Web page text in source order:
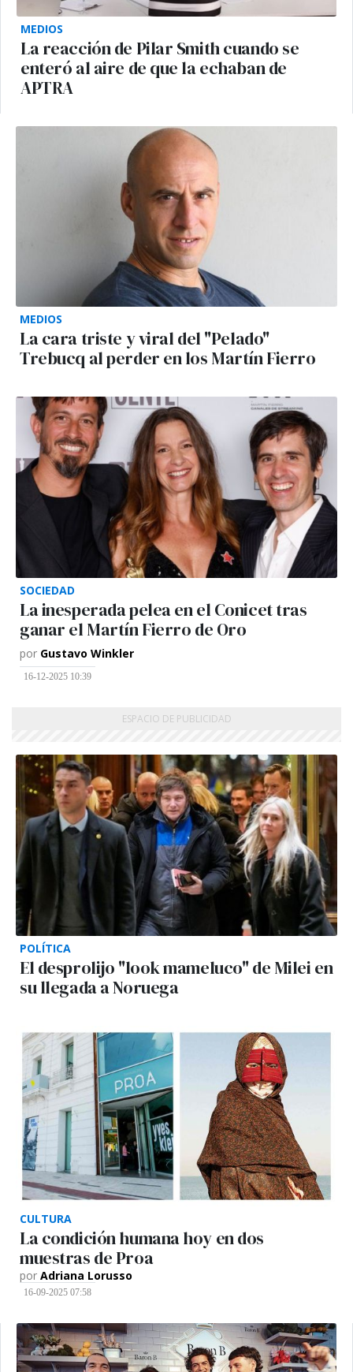
MEDIOS
La reacción de Pilar Smith cuando se
enteró al aire de que la echaban de
APTRA
MEDIOS
La cara triste y viral del "Pelado"
Trebucq al perder en los Martín Fierro
SOCIEDAD
La inesperada pelea en el Conicet tras
ganar el Martín Fierro de Oro
por Gustavo Winkler
16-12-2025 10:39
POLÍTICA
El desprolijo "look mameluco" de Milei en
su llegada a Noruega
CULTURA
La condición humana hoy en dos
muestras de Proa
por Adriana Lorusso
16-09-2025 07:58